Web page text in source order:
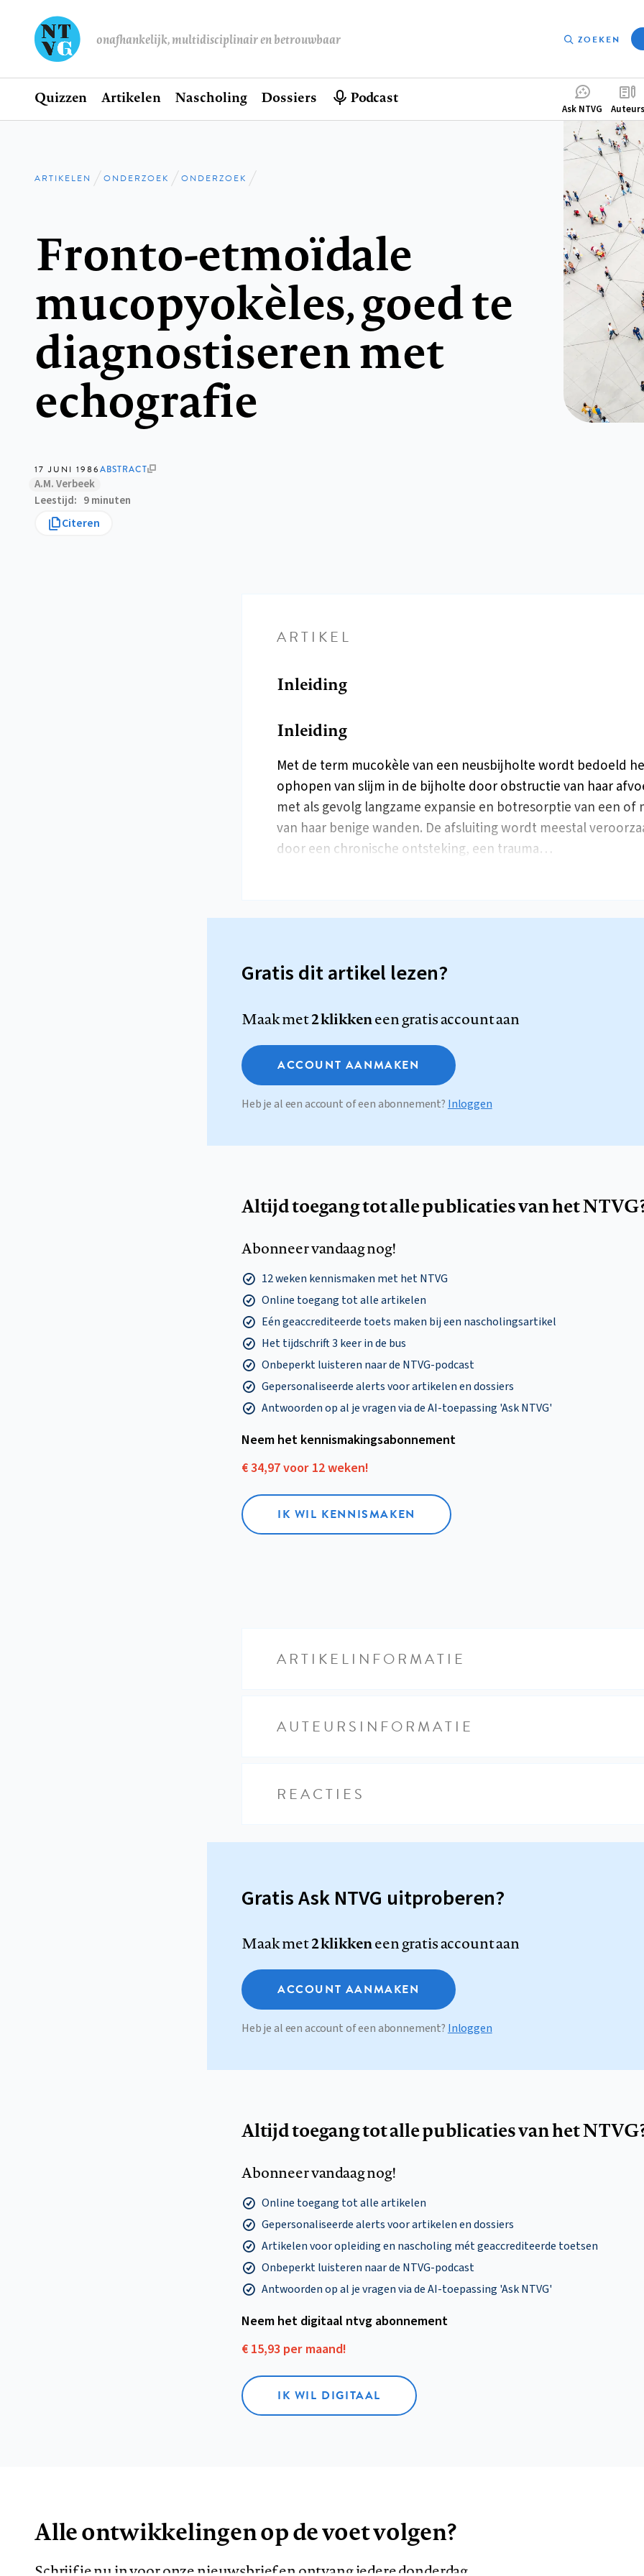
onafhankelijk, multidisciplinair en betrouwbaar ZOEKEN
Hoofdnavigatie
Home
Quizzen Artikelen Nascholing Dossiers Podcast
menu
Ask NTVG Auteurs
Kruimelpad
ARTIKELEN ONDERZOEK ONDERZOEK
Fronto-etmoïdale
mucopyokèles, goed te
diagnostiseren met
echografie
17 JUNI 1986ABSTRACT
A.M. Verbeek
Leestijd
9 minuten
Citeren
ARTIKEL
Inleiding
Inleiding
Met de term mucokèle van een neusbijholte wordt bedoeld
ophopen van slijm in de bijholte door obstructie van haar
met als gevolg langzame expansie en botresorptie van een of
van haar benige wanden. De afsluiting wordt meestal
door een chronische ontsteking, een trauma…
Gratis dit artikel lezen?
Maak met2 klikkeneen gratis account aan
ACCOUNT AANMAKEN
Heb je al een account of een abonnement? Inloggen
Altijd toegang tot alle publicaties van het
Abonneer vandaag nog!
12 weken kennismaken met het NTVG
Online toegang tot alle artikelen
Eén geaccrediteerde toets maken bij een nascholingsartikel
Het tijdschrift 3 keer in de bus
Onbeperkt luisteren naar de NTVG-podcast
Gepersonaliseerde alerts voor artikelen en dossiers
Antwoorden op al je vragen via de AI-toepassing 'Ask NTVG'
Neem het kennismakings­abonnement
€ 34,97 voor 12 weken!
IK WIL KENNISMAKEN
ARTIKELINFORMATIE
AUTEURSINFORMATIE
REACTIES
Gratis Ask NTVG uitproberen?
Maak met2 klikkeneen gratis account aan
ACCOUNT AANMAKEN
Heb je al een account of een abonnement? Inloggen
Altijd toegang tot alle publicaties van het
Abonneer vandaag nog!
Online toegang tot alle artikelen
Gepersonaliseerde alerts voor artikelen en dossiers
Artikelen voor opleiding en nascholing mét geaccrediteerde toetsen
Onbeperkt luisteren naar de NTVG-podcast
Antwoorden op al je vragen via de AI-toepassing 'Ask NTVG'
Neem het digitaal ntvg abonnement
€ 15,93 per maand!
IK WIL DIGITAAL
Alle ontwikkelingen op de voet volgen?
Schrijf je nu in voor onze nieuwsbrief en ontvang iedere donderdag